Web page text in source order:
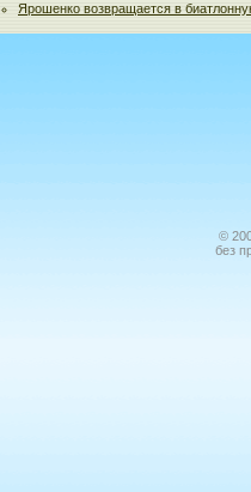
Ярошенко возвращается в
©
без